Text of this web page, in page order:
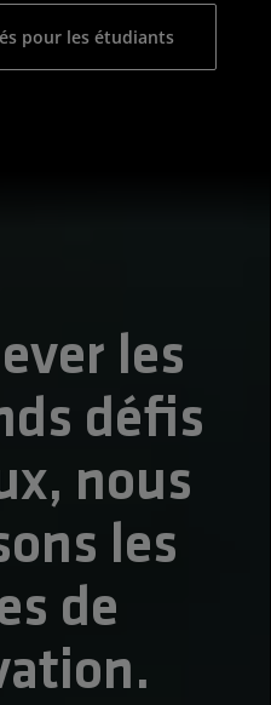
pour les étudiants
les
défis
nous
les
de